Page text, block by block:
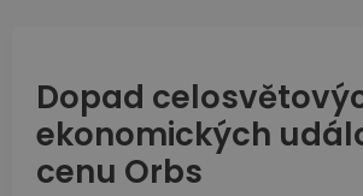
Dopad
ekonomických
cenu Orbs